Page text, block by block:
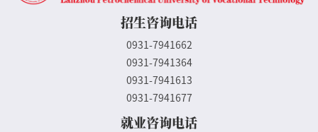
招生咨询电话
0931-7941662
0931-7941364
0931-7941613
0931-7941677
就业咨询电话